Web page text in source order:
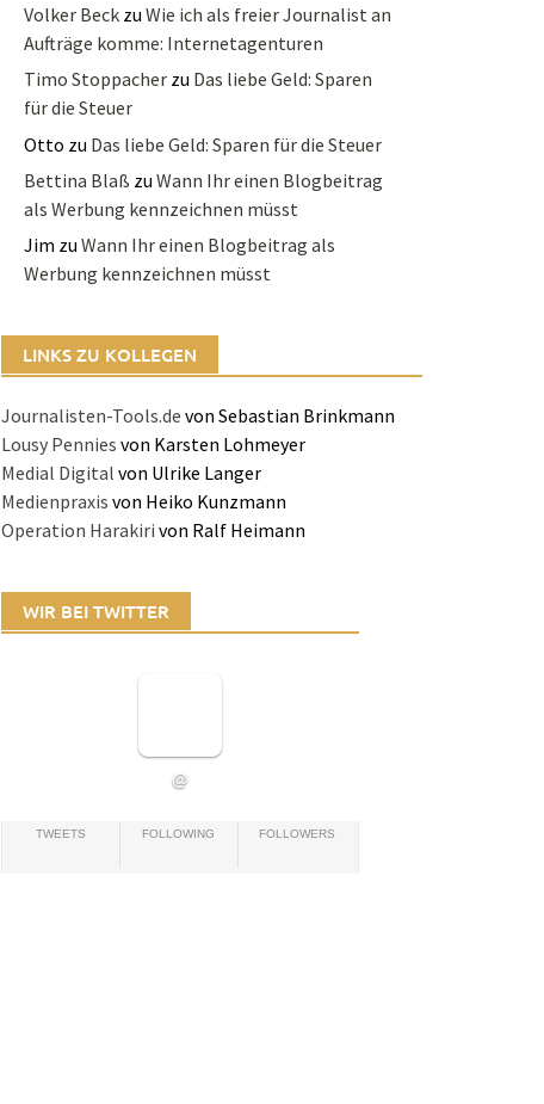
Volker Beckzu Wie ich als freier Journalist an
Aufträge komme: Internetagenturen
Timo Stoppacherzu Das liebe Geld: Sparen
für die Steuer
Otto zu Das liebe Geld: Sparen für die Steuer
Bettina Blaß zu Wann Ihr einen Blogbeitrag
als Werbung kennzeichnen müsst
Jim zu Wann Ihr einen Blogbeitrag als
Werbung kennzeichnen müsst
LINKS ZU KOLLEGEN
Journalisten-Tools.de von Sebastian Brinkmann
Lousy Pennies von Karsten Lohmeyer
Medial Digital von Ulrike Langer
Medienpraxis von Heiko Kunzmann
Operation Harakiri von Ralf Heimann
WIR BEI TWITTER
@
TWEETS FOLLOWING FOLLOWERS